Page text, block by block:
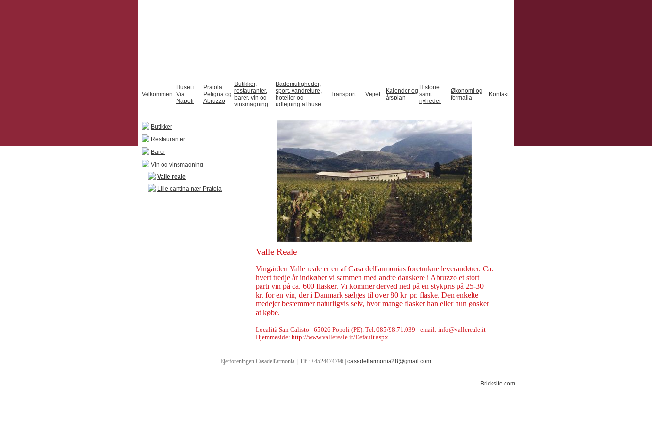
Velkommen
Huset i
Via
Napoli
Pratola
Peligna og
Abruzzo
Butikker,
restauranter,
barer, vin og
vinsmagning
Bademuligheder,
sport, vandreture,
hoteller og
udlejning af huse
Transport Vejret
Kalender og
årsplan
Historie
samt
nyheder
Økonomi og
formalia
Kontakt
Butikker
Restauranter
Barer
Vin og vinsmagning
Valle reale
Lille cantina nær Pratola
Valle Reale
Vingården Valle reale er en af Casa dell'armonias foretrukne leverandører. Ca.
hvert tredje år indkøber vi sammen med andre danskere i Abruzzo et stort
parti vin på ca. 600 flasker. Vi kommer derved ned på en stykpris på 25-30
kr. for en vin, der i Danmark sælges til over 80 kr. pr. flaske. Den enkelte
medejer bestemmer naturligvis selv, hvor mange flasker han eller hun ønsker
at købe.
Località San Calisto - 65026 Popoli (PE). Tel. 085/98.71.039 - email: info@vallereale.it
Hjemmeside: http://www.vallereale.it/Default.aspx
Ejerforeningen Casadell'armonia | Tlf.: +4524474796 | casadellarmonia28@gmail.com
Bricksite.com